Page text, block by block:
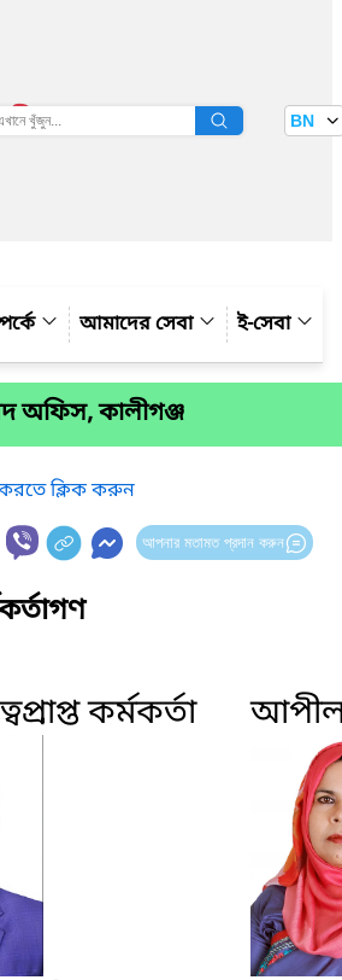
তথ্য বাতায়ন BN
আমাদের সেবা ই-সেবা
অফিস, কালীগঞ্জ
ক্লিক করুন
আপনার মতামত প্রদান করুন
কর্মকর্তা আপীল